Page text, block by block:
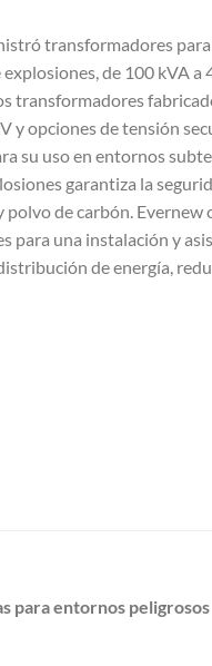
transformadores
de 100 kVA a
transformadores
y opciones de tensión
su uso en entornos
garantiza la
polvo de carbón. Evernew
para una instalación y
de energía,
para entornos peligrosos